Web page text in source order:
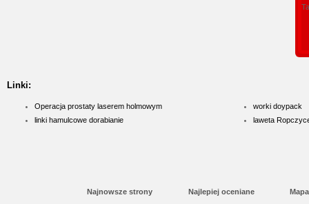
Linki:
Operacja prostaty laserem holmowym
linki hamulcowe dorabianie
worki doypack
laweta
Najnowsze strony Najlepiej oceniane